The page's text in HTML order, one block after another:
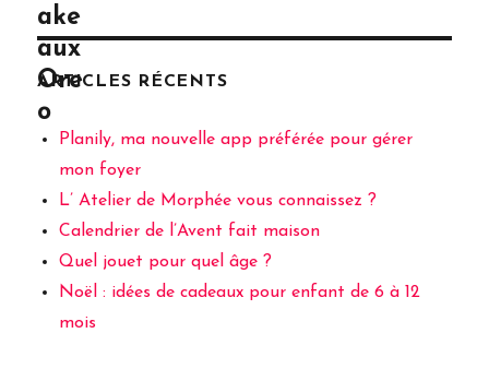
ake
aux
Ore
o
ARTICLES RÉCENTS
Planily, ma nouvelle app préférée pour gérer
mon foyer
L’ Atelier de Morphée vous connaissez ?
Calendrier de l’Avent fait maison
Quel jouet pour quel âge ?
Noël : idées de cadeaux pour enfant de 6 à 12
mois